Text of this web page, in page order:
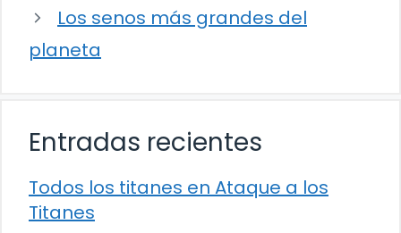
Los senos más grandes del
planeta
Entradas recientes
Todos los titanes en Ataque a los
Titanes